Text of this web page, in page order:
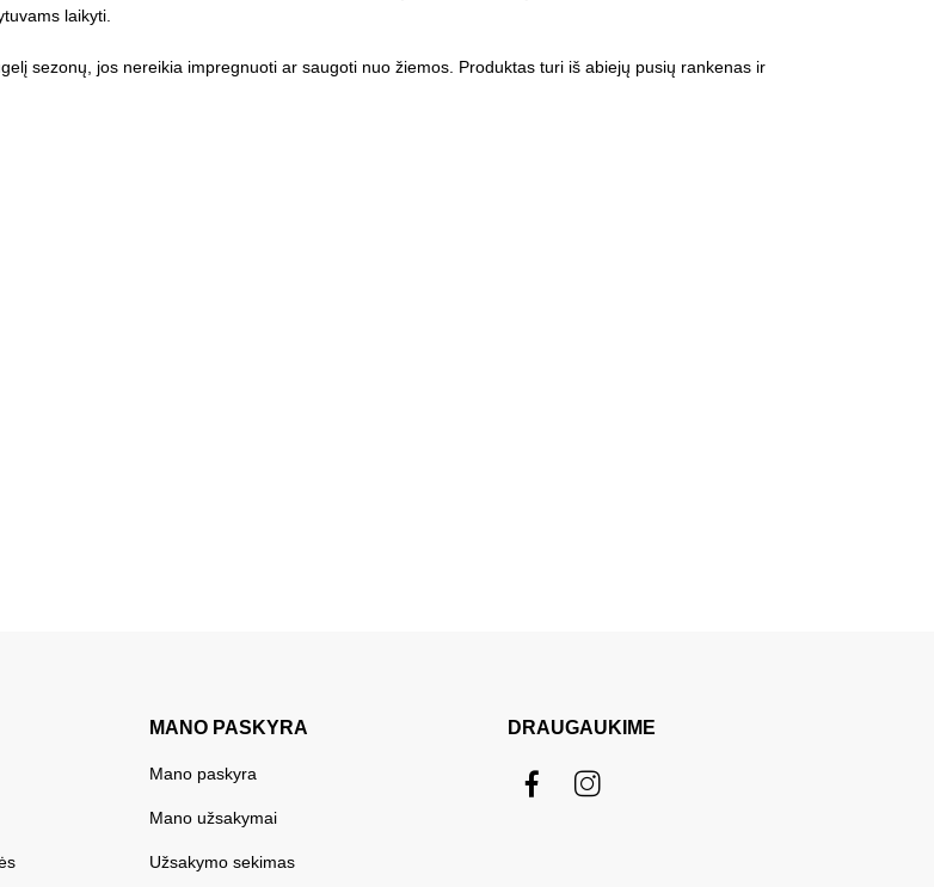
laikyti.
sezonų, jos nereikia impregnuoti ar saugoti nuo žiemos. Produktas turi iš abiejų pusių rankenas ir
MANO PASKYRA
Mano paskyra
Mano užsakymai
Užsakymo sekimas
DRAUGAUKIME